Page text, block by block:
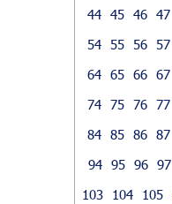
44 45 46 47
54 55 56 57
64 65 66 67
74 75 76 77
84 85 86 87
94 95 96 97
103
104 105